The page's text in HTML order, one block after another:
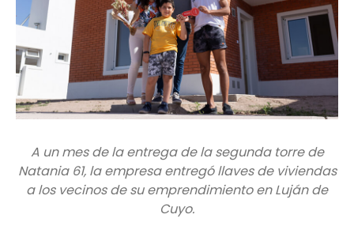
A un mes de la entrega de la segunda torre de
Natania 61, la empresa entregó llaves de viviendas
a los vecinos de su emprendimiento en Luján de
Cuyo.